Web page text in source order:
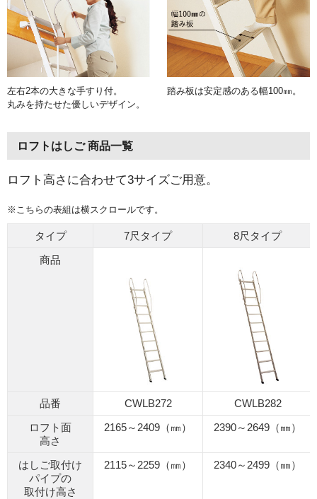
左右2本の大きな手すり付。
丸みを持たせた優しいデザイン。
踏み板は安定感のある幅100㎜。
ロフトはしご 商品一覧
ロフト高さに合わせて3サイズご用意。
※こちらの表組は横スクロールです。
タイプ 7尺タイプ
8尺タイプ
商品
品番 CWLB272
CWLB282
ロフト面
高さ
2165～2409（㎜） 2390～2649（㎜）
はしご取付け
パイプの
取付け高さ
2115～2259（㎜） 2340～2499（㎜）